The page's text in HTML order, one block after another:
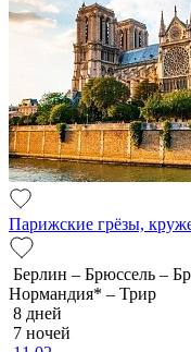
Парижские грёзы,
Берлин – Брюссель –
Нормандия* – Трир
8 дней
7 ночей